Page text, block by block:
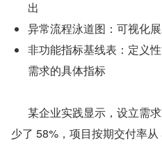
出
异常流程泳道图：可视化
非功能指标基线表：定义
需求的具体指标
少了 58%，项目按期交付率从